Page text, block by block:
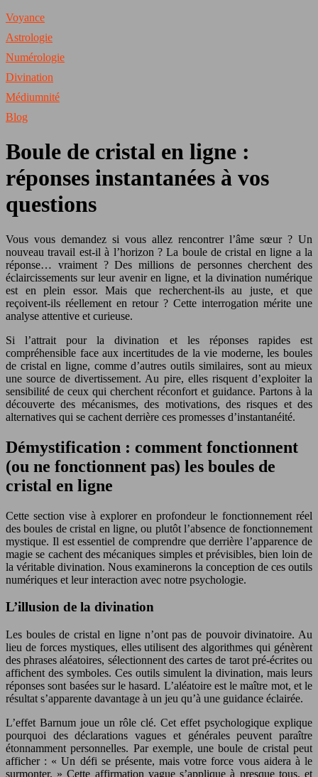
Voyance
Astrologie
Numérologie
Divination
Médiumnité
Blog
Boule de cristal en ligne :
réponses instantanées à vos
questions
Vous vous demandez si vous allez rencontrer l’âme sœur ? Un
nouveau travail est-il à l’horizon ? La boule de cristal en ligne a la
réponse… vraiment ? Des millions de personnes cherchent des
éclaircissements sur leur avenir en ligne, et la divination numérique
est en plein essor. Mais que recherchent-ils au juste, et que
reçoivent-ils réellement en retour ? Cette interrogation mérite une
analyse attentive et curieuse.
Si l’attrait pour la divination et les réponses rapides est
compréhensible face aux incertitudes de la vie moderne, les boules
de cristal en ligne, comme d’autres outils similaires, sont au mieux
une source de divertissement. Au pire, elles risquent d’exploiter la
sensibilité de ceux qui cherchent réconfort et guidance. Partons à la
découverte des mécanismes, des motivations, des risques et des
alternatives qui se cachent derrière ces promesses d’instantanéité.
Démystification : comment fonctionnent
(ou ne fonctionnent pas) les boules de
cristal en ligne
Cette section vise à explorer en profondeur le fonctionnement réel
des boules de cristal en ligne, ou plutôt l’absence de fonctionnement
mystique. Il est essentiel de comprendre que derrière l’apparence de
magie se cachent des mécaniques simples et prévisibles, bien loin de
la véritable divination. Nous examinerons la conception de ces outils
numériques et leur interaction avec notre psychologie.
L’illusion de la divination
Les boules de cristal en ligne n’ont pas de pouvoir divinatoire. Au
lieu de forces mystiques, elles utilisent des algorithmes qui génèrent
des phrases aléatoires, sélectionnent des cartes de tarot pré-écrites ou
affichent des symboles. Ces outils simulent la divination, mais leurs
réponses sont basées sur le hasard. L’aléatoire est le maître mot, et le
résultat s’apparente davantage à un jeu qu’à une guidance éclairée.
L’effet Barnum joue un rôle clé. Cet effet psychologique explique
pourquoi des déclarations vagues et générales peuvent paraître
étonnamment personnelles. Par exemple, une boule de cristal peut
afficher : « Un défi se présente, mais votre force vous aidera à le
surmonter. » Cette affirmation vague s’applique à presque tous, et